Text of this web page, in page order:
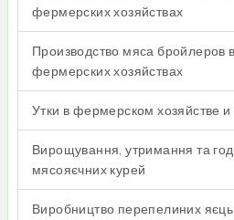
фермерских хозяйствах
Производство мяса бройлеров
фермерских хозяйствах
Утки в фермерском хозяйстве
Вирощування, утримання та
мясояєчних курей
Виробництво перепелиних яєць